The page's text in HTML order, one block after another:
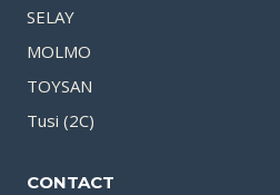
SELAY
MOLMO
TOYSAN
Tusi (2C)
CONTACT